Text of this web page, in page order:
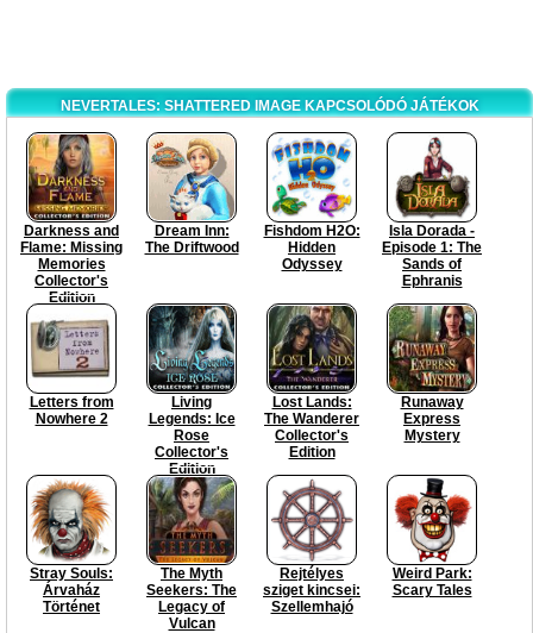
NEVERTALES: SHATTERED IMAGE KAPCSOLÓDÓ JÁTÉKOK
Darkness and
Flame: Missing
Memories
Collector's
Edition
Dream Inn:
The Driftwood
Fishdom H2O:
Hidden
Odyssey
Isla Dorada -
Episode 1: The
Sands of
Ephranis
Letters from
Nowhere 2
Living
Legends: Ice
Rose
Collector's
Edition
Lost Lands:
The Wanderer
Collector's
Edition
Runaway
Express
Mystery
Stray Souls:
Árvaház
Történet
The Myth
Seekers: The
Legacy of
Vulcan
Rejtélyes
sziget kincsei:
Szellemhajó
Weird Park:
Scary Tales